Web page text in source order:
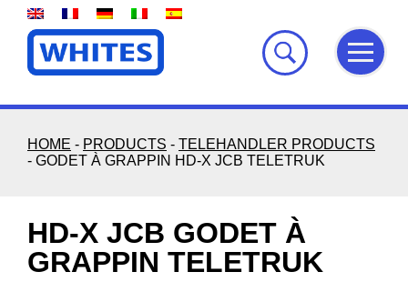
Skip
content
HOME - PRODUCTS - TELEHANDLER PRODUCTS
- GODET À GRAPPIN HD-X JCB TELETRUK
HD-X JCB GODET À
GRAPPIN TELETRUK